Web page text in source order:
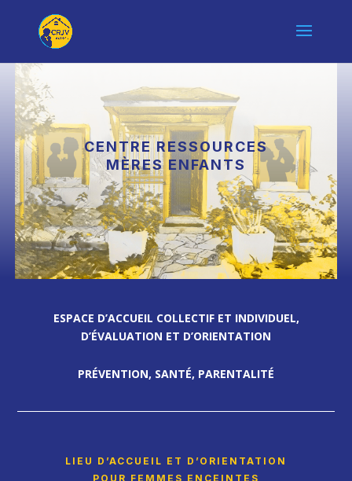
CENTRE RESSOURCES
MÈRES ENFANTS
ESPACE D’ACCUEIL COLLECTIF ET INDIVIDUEL,
D’ÉVALUATION ET D’ORIENTATION
PRÉVENTION, SANTÉ, PARENTALITÉ
LIEU D’ACCUEIL ET D’ORIENTATION
POUR FEMMES ENCEINTES